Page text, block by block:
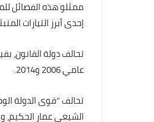
إحدى أبرز التيارات
تحالف دولة القانون،
عامي 2006 و2014.
تحالف “قوى الدولة
الشيعي عمار الحكيم،